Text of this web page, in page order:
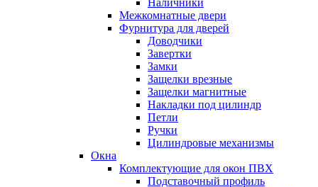
Наличники
Межкомнатные двери
Фурнитура для дверей
Доводчики
Завертки
Замки
Защелки врезные
Защелки магнитные
Накладки под цилиндр
Петли
Ручки
Цилиндровые механизмы
Окна
Комплектующие для окон ПВХ
Подставочный профиль